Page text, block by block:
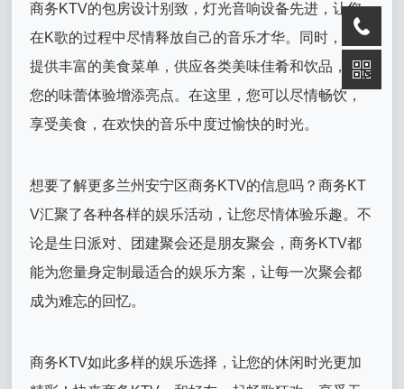
商务KTV的包房设计别致，灯光音响设备先进，让您
在K歌的过程中尽情释放自己的音乐才华。同时，KTV
提供丰富的美食菜单，供应各类美味佳肴和饮品，为
您的味蕾体验增添亮点。在这里，您可以尽情畅饮，
享受美食，在欢快的音乐中度过愉快的时光。
想要了解更多兰州安宁区商务KTV的信息吗？商务KT
V汇聚了各种各样的娱乐活动，让您尽情体验乐趣。不
论是生日派对、团建聚会还是朋友聚会，商务KTV都
能为您量身定制最适合的娱乐方案，让每一次聚会都
成为难忘的回忆。
商务KTV如此多样的娱乐选择，让您的休闲时光更加